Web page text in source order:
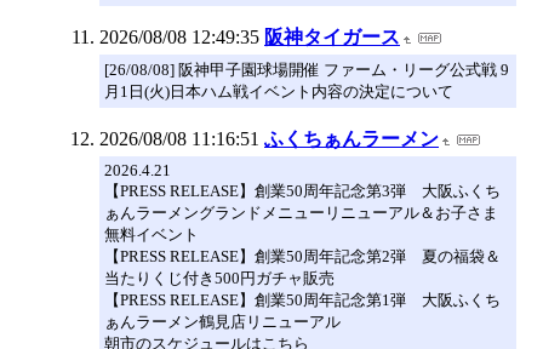
2026/08/08 12:49:35 阪神タイガース
[26/08/08] 阪神甲子園球場開催 ファーム・リーグ公式戦 9
月1日(火)日本ハム戦イベント内容の決定について
2026/08/08 11:16:51 ふくちぁんラーメン
2026.4.21
【PRESS RELEASE】創業50周年記念第3弾 大阪ふくち
ぁんラーメングランドメニューリニューアル＆お子さま
無料イベント
【PRESS RELEASE】創業50周年記念第2弾 夏の福袋＆
当たりくじ付き500円ガチャ販売
【PRESS RELEASE】創業50周年記念第1弾 大阪ふくち
ぁんラーメン鶴見店リニューアル
朝市のスケジュールはこちら